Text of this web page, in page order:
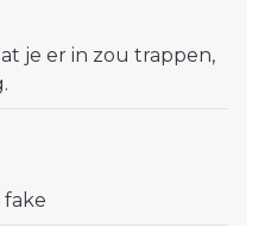
je er in zou trappen,
fake